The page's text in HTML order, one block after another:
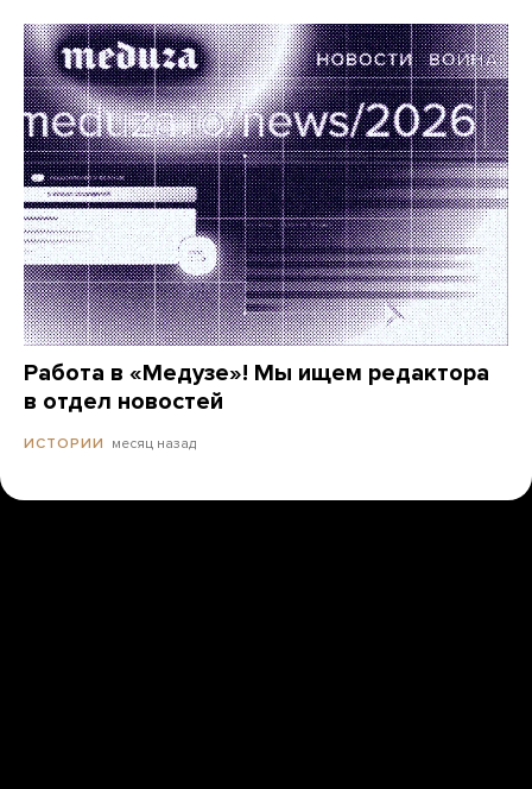
Работа в «Медузе»! Мы ищем редактора
в отдел новостей
ИСТОРИИ месяц назад